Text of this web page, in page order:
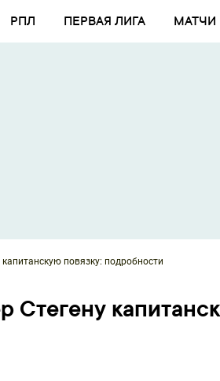
РПЛ ПЕРВАЯ ЛИГА МАТЧИ
повязку: подробности
Стегену